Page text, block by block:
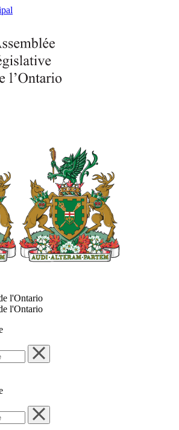
l'Ontario
l'Ontario